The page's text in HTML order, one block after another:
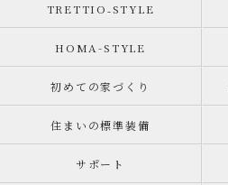
TRETTIO₋STYLE
HOMA-STYLE
初めての家づくり
住まいの標準装備
サポート